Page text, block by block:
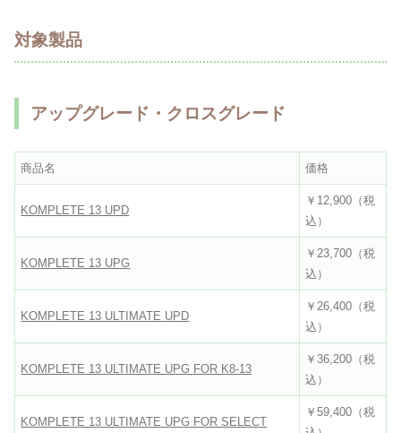
対象製品
アップグレード・クロスグレード
商品名 価格
KOMPLETE 13 UPD
￥12,900（税
込）
KOMPLETE 13 UPG
￥23,700（税
込）
KOMPLETE 13 ULTIMATE UPD
￥26,400（税
込）
KOMPLETE 13 ULTIMATE UPG FOR K8-13
￥36,200（税
込）
KOMPLETE 13 ULTIMATE UPG FOR SELECT
￥59,400（税